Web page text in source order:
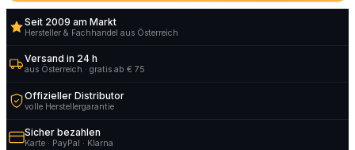
Seit 2009 am Markt
Hersteller & Fachhandel aus Österreich
Versand in 24 h
aus Österreich · gratis ab € 75
Offizieller Distributor
volle Herstellergarantie
Sicher bezahlen
Karte · PayPal · Klarna